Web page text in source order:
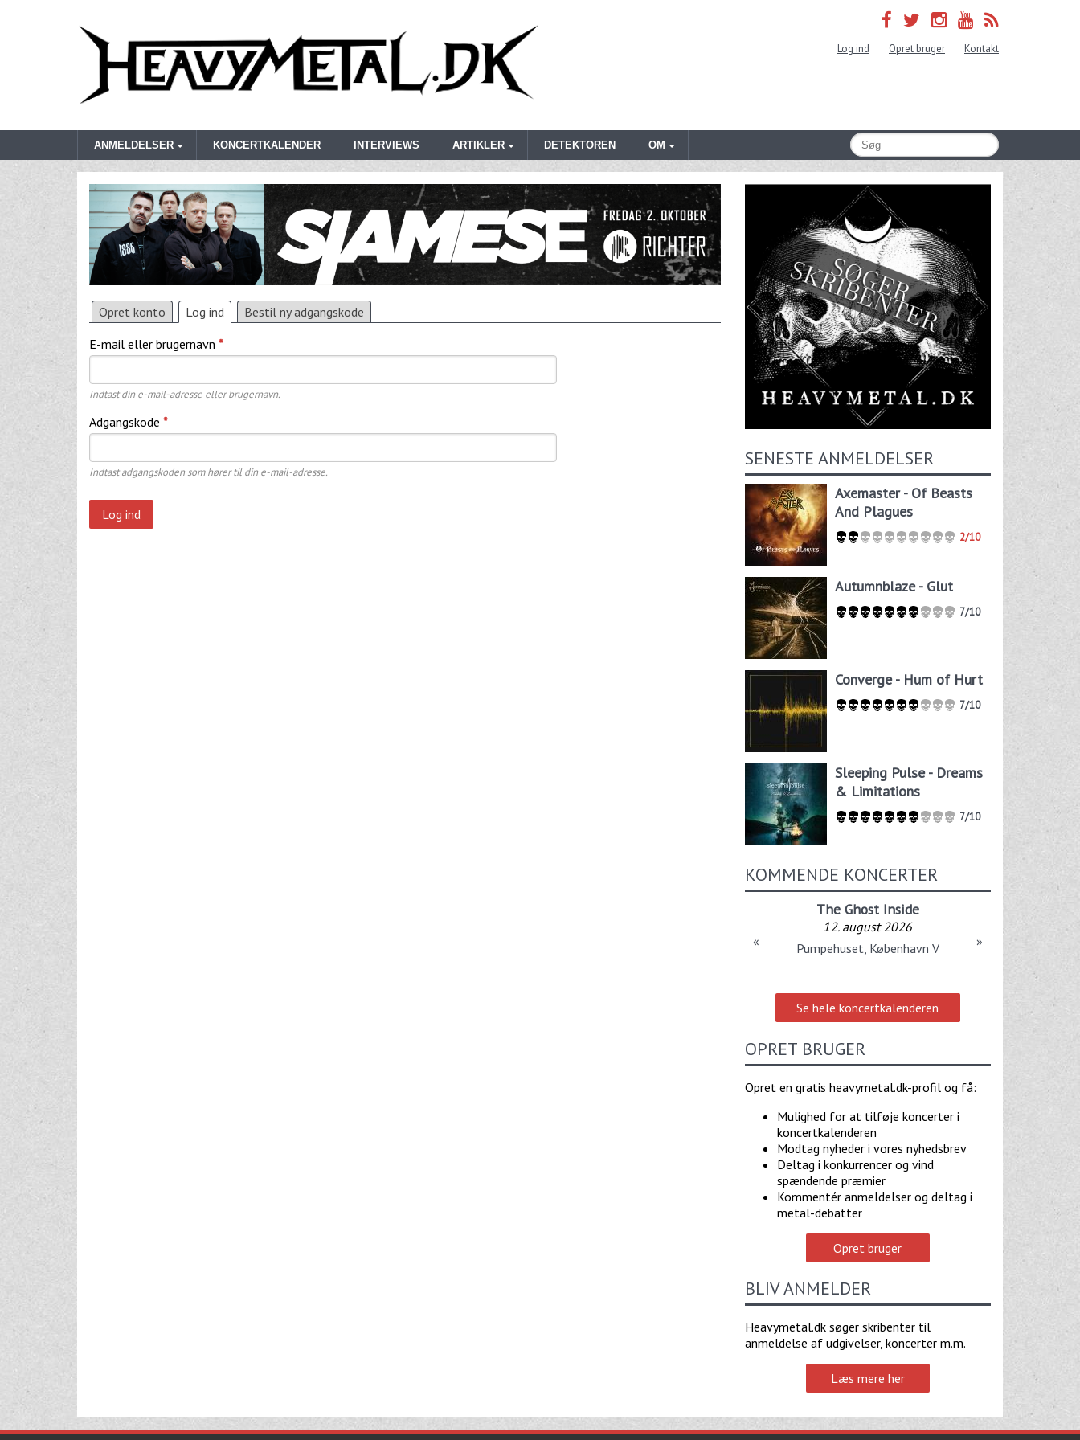
Log ind Opret bruger Kontakt
ANMELDELSER KONCERTKALENDER INTERVIEWS ARTIKLER DETEKTOREN OM
Opret konto Log ind
Bestil ny adgangskode
E-mail eller brugernavn *
Indtast din e-mail-adresse eller brugernavn.
Adgangskode *
Indtast adgangskoden som hører til din e-mail-adresse.
Log ind
SENESTE ANMELDELSER
Axemaster - Of Beasts
And Plagues
2/10
Autumnblaze - Glut
7/10
Converge - Hum of Hurt
7/10
Sleeping Pulse - Dreams
& Limitations
7/10
KOMMENDE KONCERTER
The Ghost Inside
12. august 2026
Pumpehuset, København V
« »
Se hele koncertkalenderen
OPRET BRUGER
Opret en gratis heavymetal.dk-profil og få:
Mulighed for at tilføje koncerter i
koncertkalenderen
Modtag nyheder i vores nyhedsbrev
Deltag i konkurrencer og vind
spændende præmier
Kommentér anmeldelser og deltag i
metal-debatter
Opret bruger
BLIV ANMELDER
Heavymetal.dk søger skribenter til
anmeldelse af udgivelser, koncerter m.m.
Læs mere her